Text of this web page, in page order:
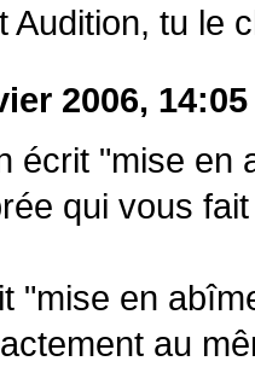
Audition, tu le
2006,
écrit "mise en
qui vous
"mise en
au